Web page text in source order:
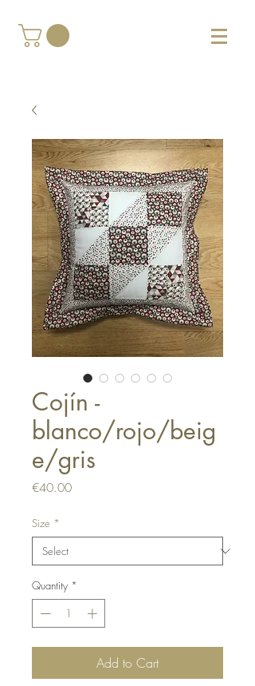
Cojín -
blanco/rojo/beig
e/gris
€40.00Price
Size *
Quantity *
Add to Cart